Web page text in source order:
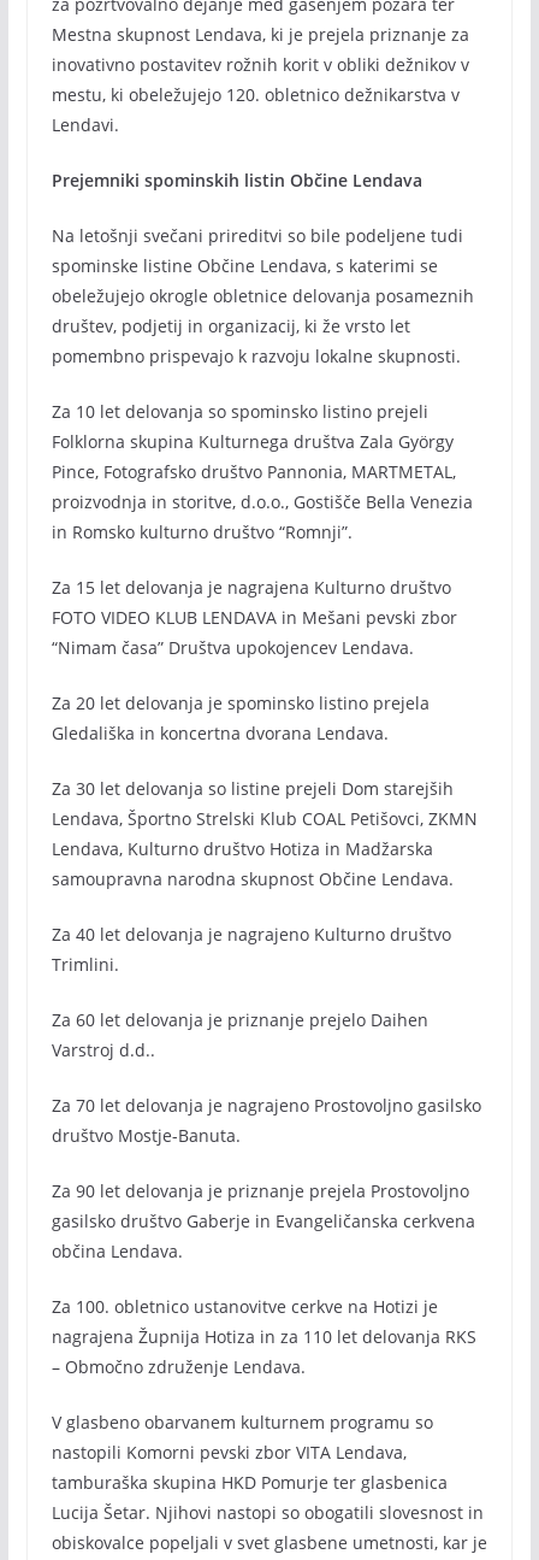
Mestna skupnost Lendava, ki je prejela priznanje za
inovativno postavitev rožnih korit v obliki dežnikov v
mestu, ki obeležujejo 120. obletnico dežnikarstva v
Lendavi.
Prejemniki spominskih listin Občine Lendava
Na letošnji svečani prireditvi so bile podeljene tudi
spominske listine Občine Lendava, s katerimi se
obeležujejo okrogle obletnice delovanja posameznih
društev, podjetij in organizacij, ki že vrsto let
pomembno prispevajo k razvoju lokalne skupnosti.
Za 10 let delovanja so spominsko listino prejeli
Folklorna skupina Kulturnega društva Zala György
Pince, Fotografsko društvo Pannonia, MARTMETAL,
proizvodnja in storitve, d.o.o., Gostišče Bella Venezia
in Romsko kulturno društvo “Romnji”.
Za 15 let delovanja je nagrajena Kulturno društvo
FOTO VIDEO KLUB LENDAVA in Mešani pevski zbor
“Nimam časa” Društva upokojencev Lendava.
Za 20 let delovanja je spominsko listino prejela
Gledališka in koncertna dvorana Lendava.
Za 30 let delovanja so listine prejeli Dom starejših
Lendava, Športno Strelski Klub COAL Petišovci, ZKMN
Lendava, Kulturno društvo Hotiza in Madžarska
samoupravna narodna skupnost Občine Lendava.
Za 40 let delovanja je nagrajeno Kulturno društvo
Trimlini.
Za 60 let delovanja je priznanje prejelo Daihen
Varstroj d.d..
Za 70 let delovanja je nagrajeno Prostovoljno gasilsko
društvo Mostje-Banuta.
Za 90 let delovanja je priznanje prejela Prostovoljno
gasilsko društvo Gaberje in Evangeličanska cerkvena
občina Lendava.
Za 100. obletnico ustanovitve cerkve na Hotizi je
nagrajena Župnija Hotiza in za 110 let delovanja RKS
– Območno združenje Lendava.
V glasbeno obarvanem kulturnem programu so
nastopili Komorni pevski zbor VITA Lendava,
tamburaška skupina HKD Pomurje ter glasbenica
Lucija Šetar. Njihovi nastopi so obogatili slovesnost in
obiskovalce popeljali v svet glasbene umetnosti, kar je